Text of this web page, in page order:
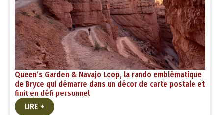
Queen’s Garden & Navajo Loop, la rando emblématique
de Bryce qui démarre dans un décor de carte postale et
finit en défi personnel
LIRE +